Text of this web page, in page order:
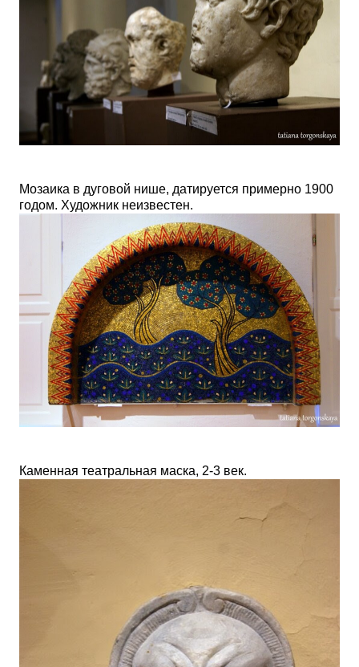
Мозаика в дуговой нише, датируется примерно 1900
годом. Художник неизвестен.
Каменная театральная маска, 2-3 век.